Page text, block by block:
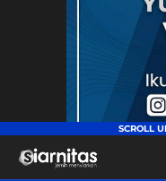
siarnitas
Jernih Menyiarkan